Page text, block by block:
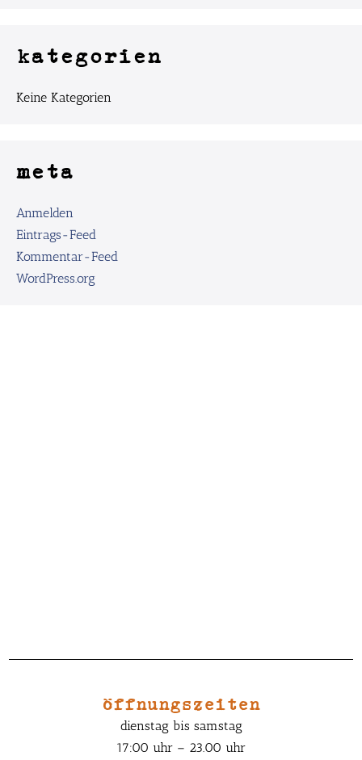
kategorien
Keine Kategorien
meta
Anmelden
Eintrags-Feed
Kommentar-Feed
WordPress.org
öffnungszeiten
dienstag bis samstag
17:00 uhr – 23.00 uhr